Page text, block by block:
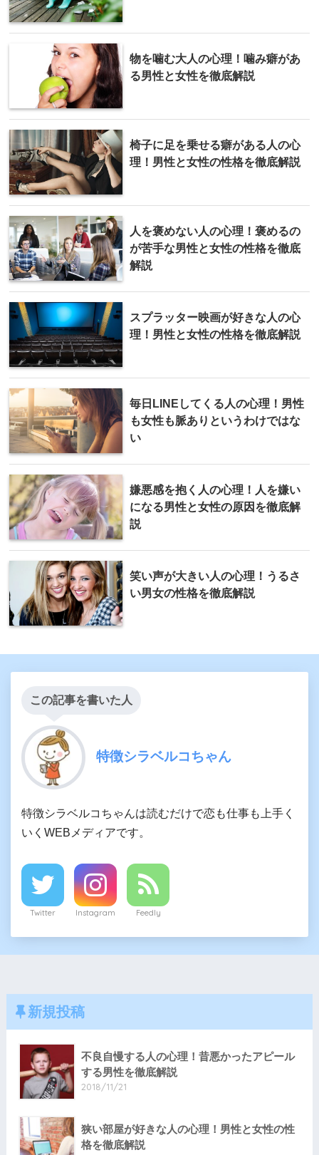
物を噛む大人の心理！噛み癖があ
る男性と女性を徹底解説
椅子に足を乗せる癖がある人の心
理！男性と女性の性格を徹底解説
人を褒めない人の心理！褒めるの
が苦手な男性と女性の性格を徹底
解説
スプラッター映画が好きな人の心
理！男性と女性の性格を徹底解説
毎日LINEしてくる人の心理！男性
も女性も脈ありというわけではな
い
嫌悪感を抱く人の心理！人を嫌い
になる男性と女性の原因を徹底解
説
笑い声が大きい人の心理！うるさ
い男女の性格を徹底解説
この記事を書いた人
特徴シラベルコちゃん
特徴シラベルコちゃんは読むだけで恋も仕事も上手く
いくWEBメディアです。
Twitter Instagram Feedly
新規投稿
不良自慢する人の心理！昔悪かったアピール
する男性を徹底解説
2018/11/21
狭い部屋が好きな人の心理！男性と女性の性
格を徹底解説